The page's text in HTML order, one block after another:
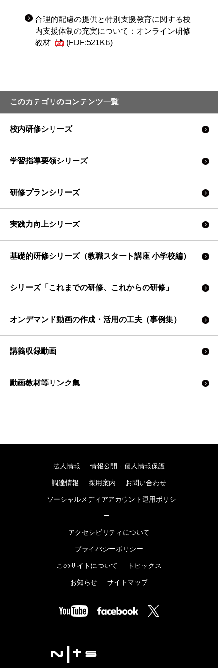
合理的配慮の提供と特別支援教育に関する校
内支援体制の充実について：オンライン研修
教材
(PDF:521KB)
このカテゴリのコンテンツ一覧
校内研修シリーズ
学習指導要領シリーズ
研修プランシリーズ
実践力向上シリーズ
基礎的研修シリーズ（教職スタート講座 小学校編）
シリーズ「これまでの研修、これからの研修」
オンデマンド動画の作成・活用の工夫（事例集）
講義収録動画
動画教材等リンク集
法人情報 情報公開・個人情報保護
調達情報 採用案内 お問い合わせ
ソーシャルメディアアカウント運用ポリシ
ー
アクセシビリティについて
プライバシーポリシー
このサイトについて トピックス
お知らせ サイトマップ